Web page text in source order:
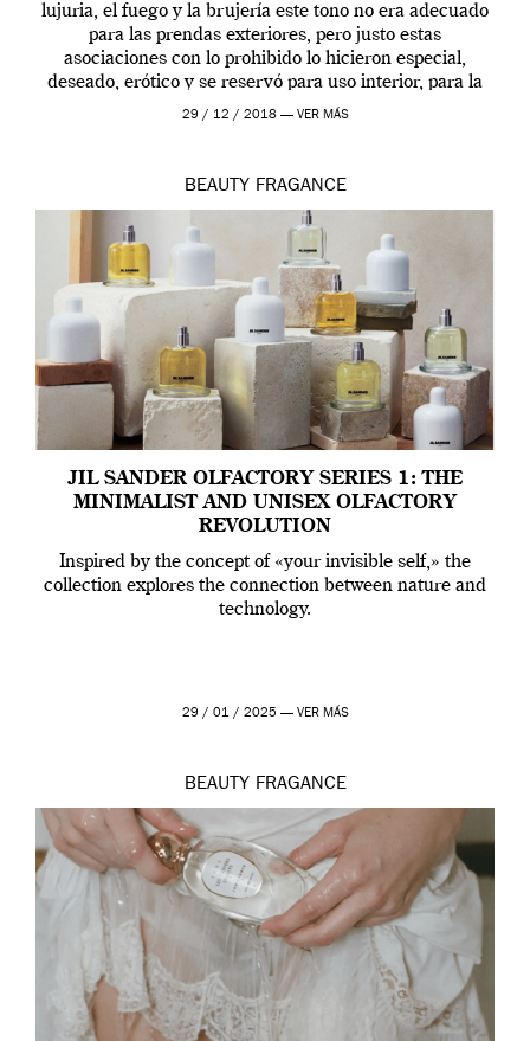
lujuria, el fuego y la brujería este tono no era adecuado
para las prendas exteriores, pero justo estas
asociaciones con lo prohibido lo hicieron especial,
deseado, erótico y se reservó para uso interior, para la
ropa […]
29 / 12 / 2018 — VER MÁS
BEAUTY FRAGANCE
JIL SANDER OLFACTORY SERIES 1: THE
MINIMALIST AND UNISEX OLFACTORY
REVOLUTION
Inspired by the concept of «your invisible self,» the
collection explores the connection between nature and
technology.
29 / 01 / 2025 — VER MÁS
BEAUTY FRAGANCE